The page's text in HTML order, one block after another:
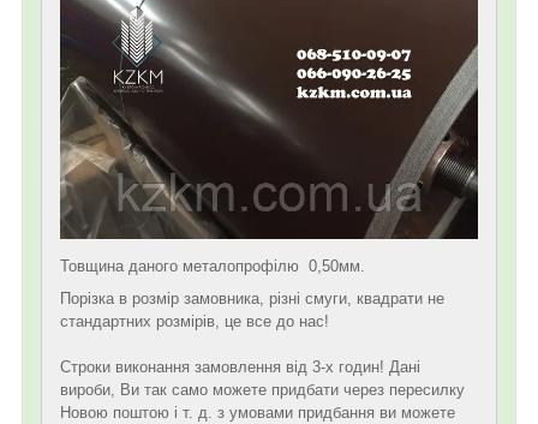
Товщина даного металопрофілю 0,50мм.
Порізка в розмір замовника, різні смуги, квадрати не
стандартних розмірів, це все до нас!
Строки виконання замовлення від 3-х годин! Дані
вироби, Ви так само можете придбати через пересилку
Новою поштою і т. д. з умовами придбання ви можете